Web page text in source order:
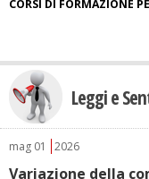
CORSI DI FORMAZIONE
Leggi e
mag 01 2026
Variazione della